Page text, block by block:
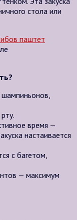
стола или
время —
настаивается
с багетом,
— максимум